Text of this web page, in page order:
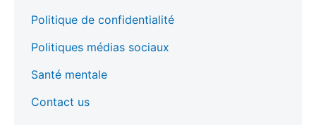
Politique de confidentialité
Politiques médias sociaux
Santé mentale
Contact us